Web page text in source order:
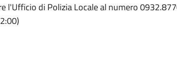
l'Ufficio di Polizia Locale al numero